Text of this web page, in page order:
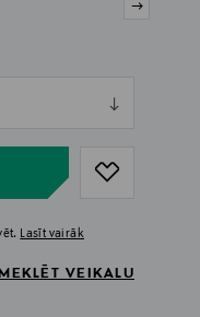
Lasīt vairāk
MEKLĒT VEIKALU